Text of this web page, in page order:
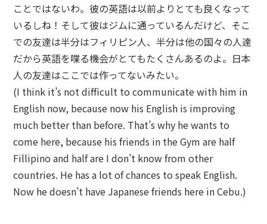
ことではないわ。彼の英語は以前よりとても良くなって
いるしね！そして彼はジムに通っているんだけど、そこ
での友達は半分はフィリピン人、半分は他の国々の人達
だから英語を喋る機会がとてもたくさんあるのよ。日本
人の友達はここでは作ってないみたい。
(I think it’s not difficult to communicate with him in
English now, because now his English is improving
much better than before. That’s why he wants to
come here, because his friends in the Gym are half
Fillipino and half are I don’t know from other
countries. He has a lot of chances to speak English.
Now he doesn’t have Japanese friends here in Cebu.)